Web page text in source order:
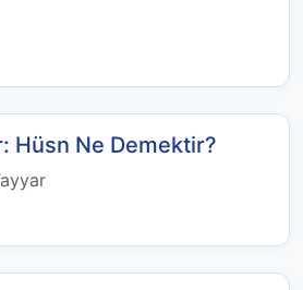
Hüsn Ne Demektir?